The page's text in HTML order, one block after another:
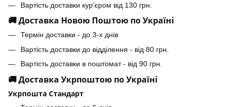
Вартість доставки кур’єром від 130 грн.
🚚 Доставка Новою Поштою по Україні
Термін доставки - до 3-х днів
Вартість доставки до відділення - від 80 грн.
Вартість доставки в поштомат - від 90 грн.
🚚 Доставка Укрпоштою по Україні
Укрпошта Стандарт